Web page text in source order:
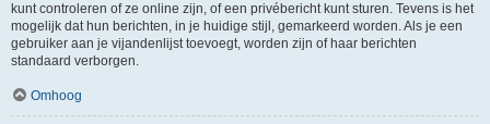
kunt controleren of ze online zijn, of een privébericht kunt sturen. Tevens is het
mogelijk dat hun berichten, in je huidige stijl, gemarkeerd worden. Als je een
gebruiker aan je vijandenlijst toevoegt, worden zijn of haar berichten
standaard verborgen.
Omhoog